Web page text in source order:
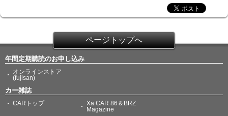
ページトップへ
年間定期購読のお申し込み
オンラインストア
(fujisan)
カー雑誌
CARトップ
Xa CAR 86＆BRZ
Magazine